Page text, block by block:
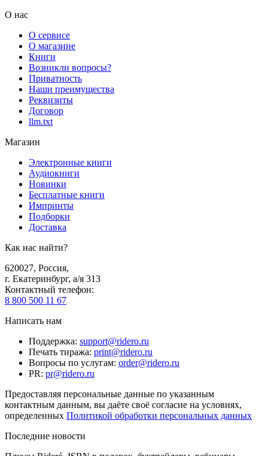
О нас
О сервисе
О магазине
Книги
Возникли вопросы?
Приватность
Наши преимущества
Реквизиты
Договор
llm.txt
Магазин
Электронные книги
Аудиокниги
Новинки
Бесплатные книги
Импринты
Подборки
Доставка
Как нас найти?
620027, Россия,
г. Екатеринбург, а/я 313
Контактный телефон:
8 800 500 11 67
Написать нам
Поддержка: support@ridero.ru
Печать тиража: print@ridero.ru
Вопросы по услугам: order@ridero.ru
PR: pr@ridero.ru
Предоставляя персональные данные по указанным
контактным данным, вы даёте своё согласие на условиях,
определенных Политикой обработки персональных данных
Последние новости